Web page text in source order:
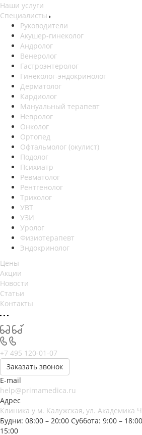
Наши услуги
Специалисты
Руководители
Акушер-гинеколог
Андролог
Венеролог
Гастроэнтеролог
Гинеколог-эндокринолог
Дерматолог
Кардиолог
Мануальный терапевт
Невролог
Онколог
Ортопед
Офтальмолог (окулист)
Подолог
Психиатр
Ревматолог
Рентгенолог
Трихолог
УВТ
УЗИ
Уролог
Физиотерапевт
Эндокринолог
Цены
Акции
Новости
Статьи
Контакты
+7 495 120-01-07
Заказать звонок
E-mail
help@primamedica.ru
Адрес
Клиника у м. Калужская, ул. Академика
Будни: 08:00 – 20:00 Суббота: 9:00 – 18:00
15:00